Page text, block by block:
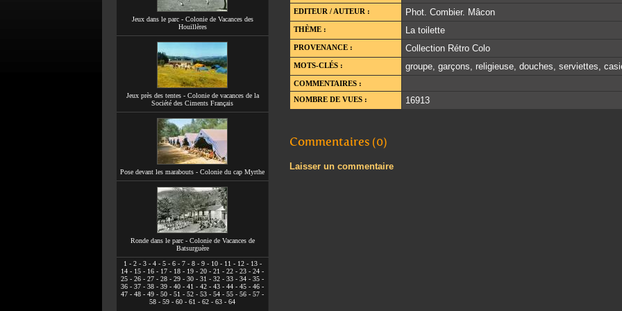
Jeux dans le parc - Colonie de Vacances des
Houillères
Jeux près des tentes - Colonie de vacances de la
Société des Ciments Français
Pose devant les marabouts - Colonie du cap Myrthe
Ronde dans le parc - Colonie de Vacances de
Batsurguère
1 - 2- 3- 4- 5- 6- 7- 8- 9- 10- 11 - 12- 13-
14 - 15 - 16 - 17 - 18 - 19 - 20 - 21 - 22 - 23 - 24 -
25 - 26 - 27 - 28 - 29 - 30 - 31 - 32 - 33 - 34 - 35 -
36 - 37 - 38 - 39 - 40 - 41 - 42 - 43 - 44 - 45 - 46 -
47 - 48 - 49 - 50 - 51 - 52 - 53 - 54 - 55 - 56 - 57 -
58 - 59 - 60 - 61 - 62 - 63 - 64
EDITEUR / AUTEUR : Phot. Combier. Mâcon
THÈME : La toilette
PROVENANCE : Collection Rétro Colo
MOTS-CLÉS : groupe, garçons, religieuse, douches, serviettes,
COMMENTAIRES :
NOMBRE DE VUES :
16913
Commentaires (0)
Laisser un commentaire